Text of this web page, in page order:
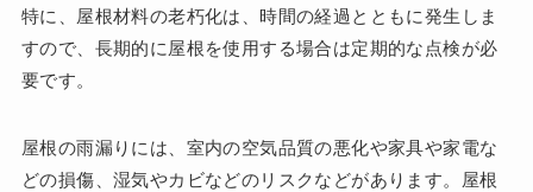
特に、屋根材料の老朽化は、時間の経過とともに発生しま
すので、長期的に屋根を使用する場合は定期的な点検が必
要です。
屋根の雨漏りには、室内の空気品質の悪化や家具や家電な
どの損傷、湿気やカビなどのリスクなどがあります。屋根